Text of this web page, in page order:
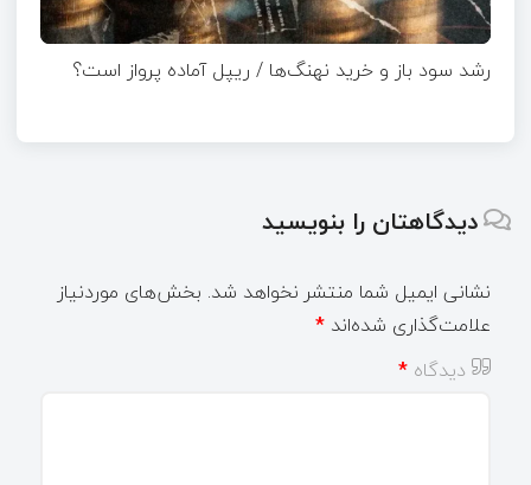
رشد سود باز و خرید نهنگ‌ها / ریپل آماده پرواز است؟
دیدگاهتان را بنویسید
نشانی ایمیل شما منتشر نخواهد شد. بخش‌های موردنیاز
علامت‌گذاری شده‌اند *
دیدگاه *